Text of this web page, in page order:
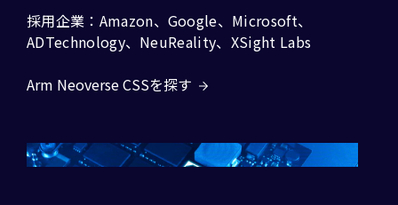
採用企業：Amazon、Google、Microsoft、
ADTechnology、NeuReality、XSight Labs
Arm Neoverse CSSを探す